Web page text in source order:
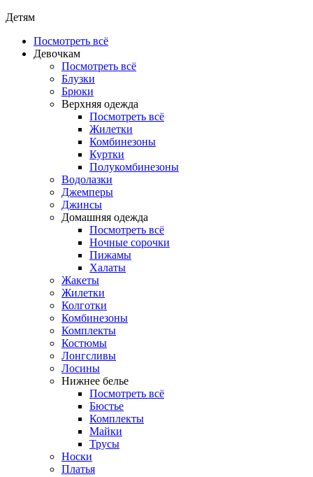
Детям
Посмотреть всё
Девочкам
Посмотреть всё
Блузки
Брюки
Верхняя одежда
Посмотреть всё
Жилетки
Комбинезоны
Куртки
Полукомбинезоны
Водолазки
Джемперы
Джинсы
Домашняя одежда
Посмотреть всё
Ночные сорочки
Пижамы
Халаты
Жакеты
Жилетки
Колготки
Комбинезоны
Комплекты
Костюмы
Лонгсливы
Лосины
Нижнее белье
Посмотреть всё
Бюстье
Комплекты
Майки
Трусы
Носки
Платья